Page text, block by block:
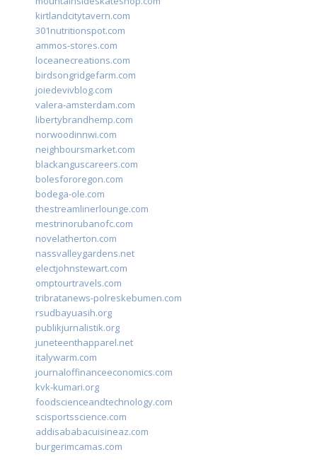
kirtlandcitytavern.com
301nutritionspot.com
ammos-stores.com
loceanecreations.com
birdsongridgefarm.com
joiedevivblog.com
valera-amsterdam.com
libertybrandhemp.com
norwoodinnwi.com
neighboursmarket.com
blackanguscareers.com
bolesfororegon.com
bodega-ole.com
thestreamlinerlounge.com
mestrinorubanofc.com
novelatherton.com
nassvalleygardens.net
electjohnstewart.com
omptourtravels.com
tribratanews-polreskebumen.com
rsudbayuasih.org
publikjurnalistik.org
juneteenthapparel.net
italywarm.com
journaloffinanceeconomics.com
kvk-kumari.org
foodscienceandtechnology.com
scisportsscience.com
addisababacuisineaz.com
burgerimcamas.com